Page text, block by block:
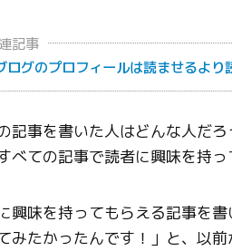
記事
ログのプロフィールは読ませるよ
記事を書いた人はどんな人だ
べての記事で読者に興味を持っ
興味を持ってもらえる記事を
みたかったんです！」と、以